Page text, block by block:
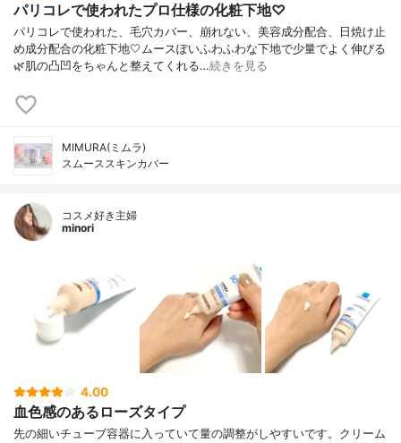
パリコレで使われたプロ仕様の化粧下地♡
パリコレで使われた、毛穴カバー、崩れない、美容成分配合、日焼け止
め成分配合の化粧下地🤍ムースぽいふわふわな下地で少量でよく伸びる
🌿肌の凸凹をちゃんと整えてくれる…続きを見る
MIMURA(ミムラ)
スムーススキンカバー
コスメ好き主婦
minori
4.00
血色感のあるローズタイプ
先の細いチューブ容器に入っていて量の調整がしやすいです。クリーム